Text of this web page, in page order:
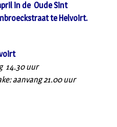
in de Oude Sint
te Helvoirt.
14.30 uur
aanvang 21.00 uur